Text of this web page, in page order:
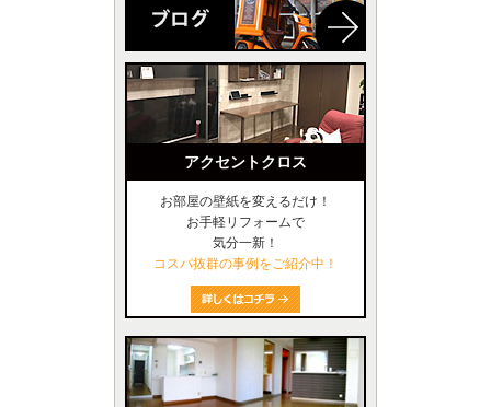
アクセントクロス
お部屋の壁紙を変えるだけ！
お手軽リフォームで
気分一新！
コスパ抜群の事例をご紹介中！